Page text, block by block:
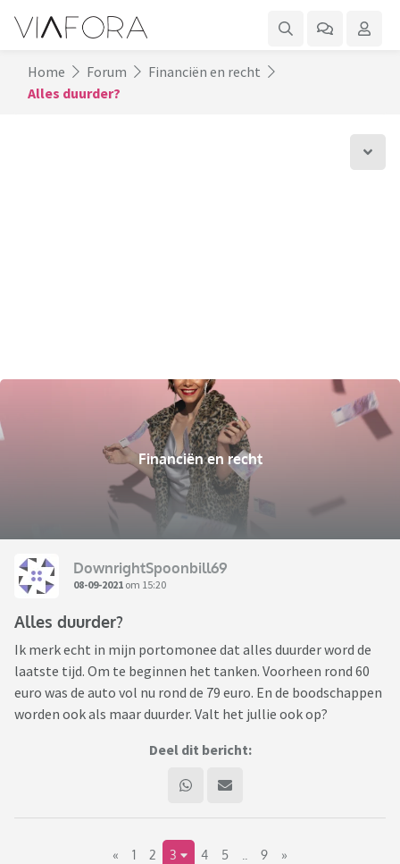
Home Forum
Financiën en recht
Alles duurder?
Financiën en recht
DownrightSpoonbill69
08-09-2021 om 15:20
Alles duurder?
Ik merk echt in mijn portomonee dat alles duurder word de
laatste tijd. Om te beginnen het tanken. Voorheen rond 60
euro was de auto vol nu rond de 79 euro. En de boodschappen
worden ook als maar duurder. Valt het jullie ook op?
Deel dit bericht:
« 1 2 3 4 5 9 »